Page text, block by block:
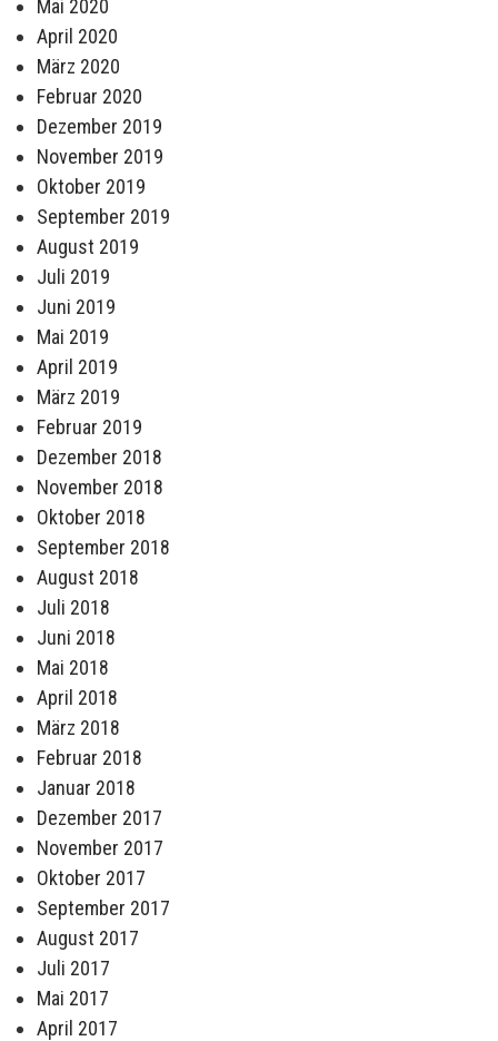
Mai 2020
April 2020
März 2020
Februar 2020
Dezember 2019
November 2019
Oktober 2019
September 2019
August 2019
Juli 2019
Juni 2019
Mai 2019
April 2019
März 2019
Februar 2019
Dezember 2018
November 2018
Oktober 2018
September 2018
August 2018
Juli 2018
Juni 2018
Mai 2018
April 2018
März 2018
Februar 2018
Januar 2018
Dezember 2017
November 2017
Oktober 2017
September 2017
August 2017
Juli 2017
Mai 2017
April 2017